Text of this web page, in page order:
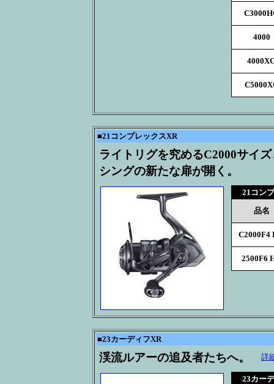
4000
■21コンプレックスXR
ライトリグを究めるC2000サイ
シングの新たな扉が開く。
21コン
品名
C2000F4
2500F6
■23カーディフXR
渓流ルアーの追及者たちへ。 詳
23カー